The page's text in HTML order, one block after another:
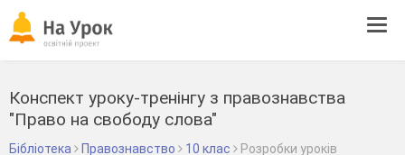
Конспект уроку-тренінгу з правознавства
"Право на свободу слова"
Бібліотека Правознавство 10 клас Розробки уроків